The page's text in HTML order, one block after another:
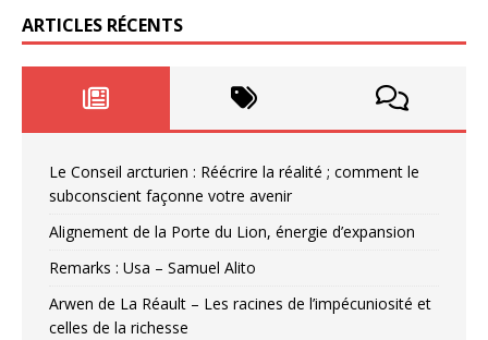
ARTICLES RÉCENTS
Le Conseil arcturien : Réécrire la réalité ; comment le
subconscient façonne votre avenir
Alignement de la Porte du Lion, énergie d’expansion
Remarks : Usa – Samuel Alito
Arwen de La Réault – Les racines de l’impécuniosité et
celles de la richesse